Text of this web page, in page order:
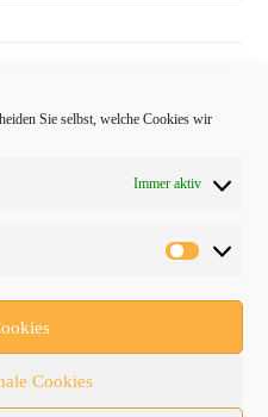
Sie selbst, welche Cookies wir
Immer aktiv
Cookies